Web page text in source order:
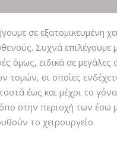
σε εξατομικευμένη
Συχνά
όμως, ειδικά σε
τομών, οι οποίες
έως και μέχρι το
στην περιοχή των έσω
το χειρουργείο.